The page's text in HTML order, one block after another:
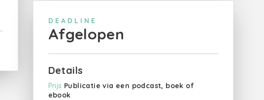
DEADLINE
Afgelopen
Details
Prijs Publicatie via een podcast, boek of
ebook